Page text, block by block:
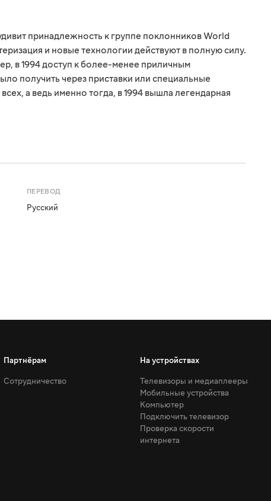
принадлежность к группе поклонников World
и новые технологии действуют в полную силу.
в 1994 доступ к более-менее приличным
получить через приставки или специальные
а ведь именно тогда, в 1994 вышла легендарная
ПЕРЕВОД
Русский
Партнёрам
Сотрудничество
На устройствах
Телевизоры и медиаплееры
Мобильные устройства
Компьютер
Подключить телевизор
Проверка скорости
интернета